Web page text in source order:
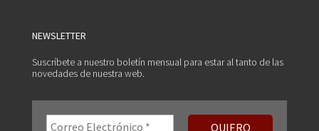
NEWSLETTER
Suscríbete a nuestro boletín mensual para estar al tanto de las
novedades de nuestra web.